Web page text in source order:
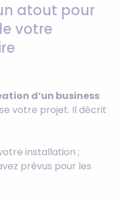
atout pour
votre
d’un business
votre projet. Il décrit
installation ;
prévus pour les